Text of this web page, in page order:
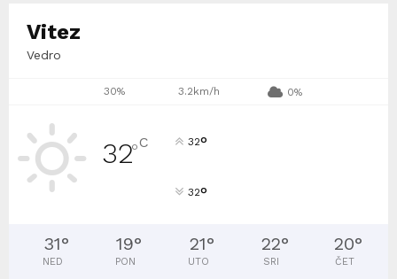
Vitez
Vedro
30% 3.2km/h 0%
32°C 32°
32°
31°
NED
19°
PON
21°
UTO
22°
SRI
20°
ČET